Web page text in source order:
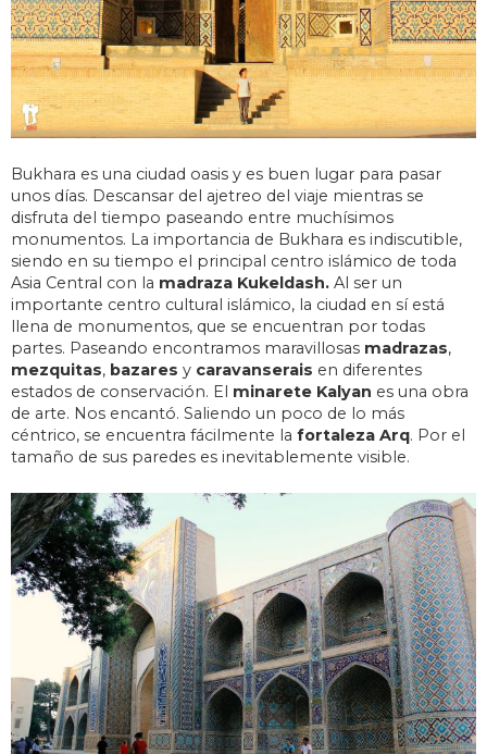
Bukhara es una ciudad oasis y es buen lugar para pasar
unos días. Descansar del ajetreo del viaje mientras se
disfruta del tiempo paseando entre muchísimos
monumentos. La importancia de Bukhara es indiscutible,
siendo en su tiempo el principal centro islámico de toda
Asia Central con la madraza Kukeldash. Al ser un
importante centro cultural islámico, la ciudad en sí está
llena de monumentos, que se encuentran por todas
partes. Paseando encontramos maravillosas madrazas,
mezquitas, bazares y caravanserais en diferentes
estados de conservación. El minarete Kalyan es una obra
de arte. Nos encantó. Saliendo un poco de lo más
céntrico, se encuentra fácilmente la fortaleza Arq. Por el
tamaño de sus paredes es inevitablemente visible.